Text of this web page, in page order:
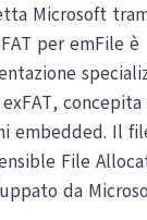
Microsoft
per emFile è
concepita
embedded. Il
File
da